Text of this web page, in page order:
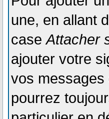
une, en allant
caseAttacher
ajouter votre
vos messages
pourrez